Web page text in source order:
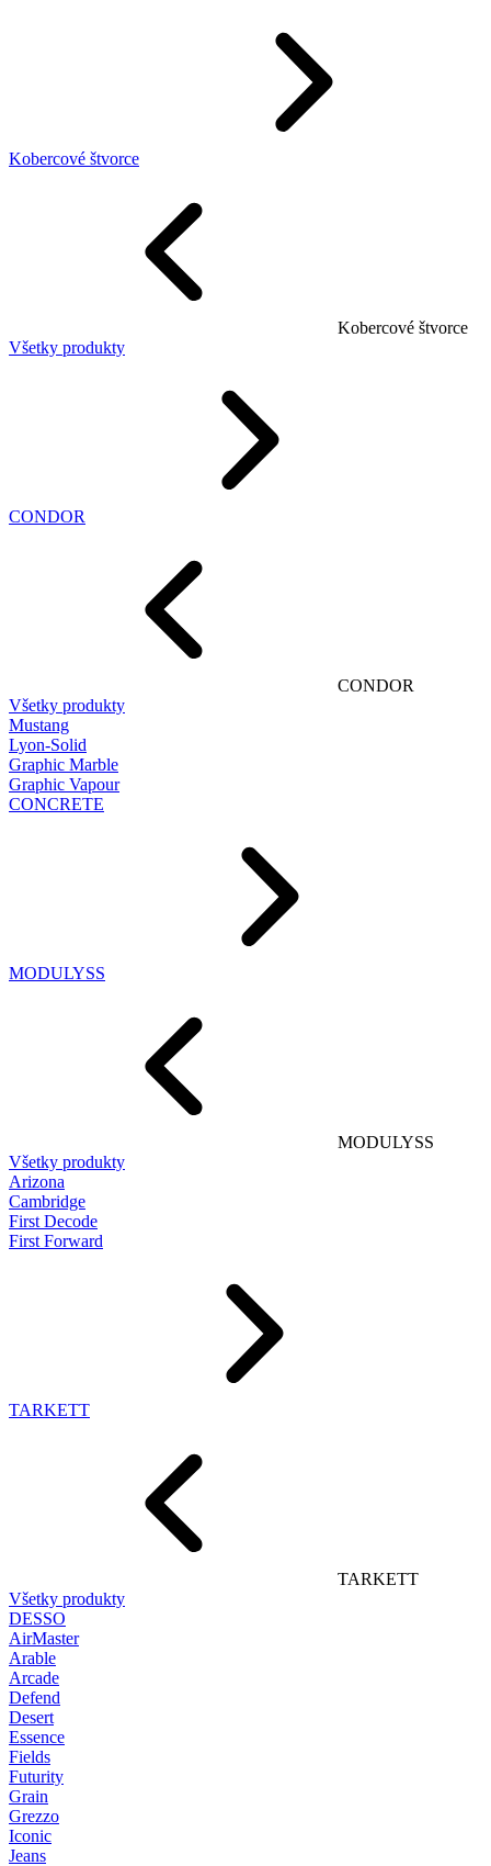
Kobercové štvorce
Kobercové štvorce
Všetky produkty
CONDOR
CONDOR
Všetky produkty
Mustang
Lyon-Solid
Graphic Marble
Graphic Vapour
CONCRETE
MODULYSS
MODULYSS
Všetky produkty
Arizona
Cambridge
First Decode
First Forward
TARKETT
TARKETT
Všetky produkty
DESSO
AirMaster
Arable
Arcade
Defend
Desert
Essence
Fields
Futurity
Grain
Grezzo
Iconic
Jeans